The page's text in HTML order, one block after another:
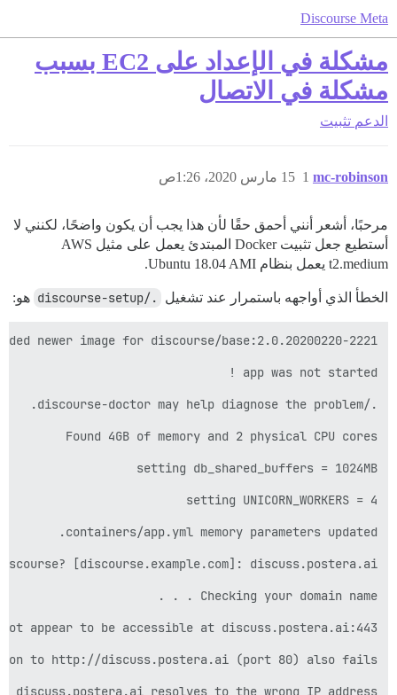
Discourse Meta
مشكلة في الإعداد على EC2 بسبب
مشكلة في الاتصال
الدعم تثبيت
mc-robinson 15 مارس 2020، 1:26ص 1
مرحبًا، أشعر أنني أحمق حقًا لأن هذا يجب أن يكون واضحًا، لكنني لا
أستطيع جعل تثبيت Docker المبتدئ يعمل على مثيل AWS
t2.medium يعمل بنظام Ubuntu 18.04 AMI.
الخطأ الذي أواجهه باستمرار عند تشغيل ./discourse-setup هو: